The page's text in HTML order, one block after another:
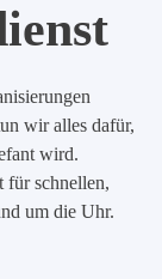
wir alles dafür,
wird.
für schnellen,
um die Uhr.